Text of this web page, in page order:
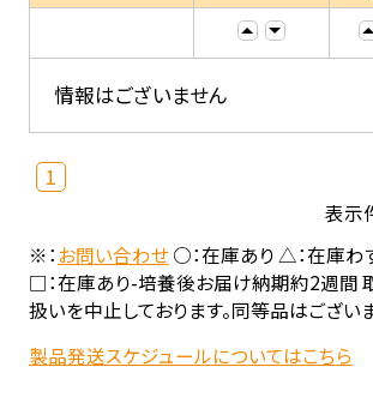
情報はございません
1
表示
※：お問い合わせ○：在庫あり △：在庫わ
□：在庫あり-培養後お届け納期約2週間
扱いを中止しております。同等品はござい
製品発送スケジュールについてはこちら